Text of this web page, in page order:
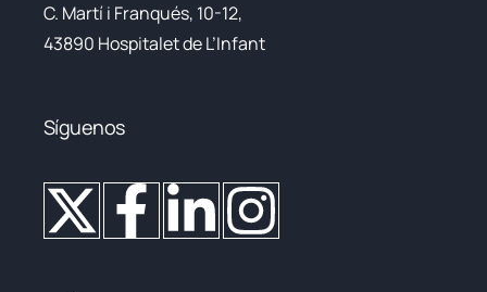
C. Martí i Franqués, 10-12,
43890 Hospitalet de L’Infant
Síguenos